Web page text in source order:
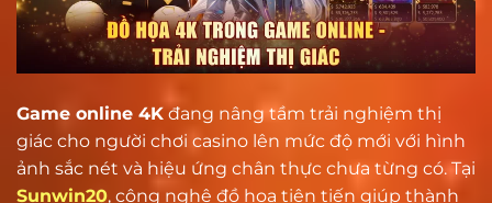
Game online 4K đang nâng tầm trải nghiệm thị
giác cho người chơi casino lên mức độ mới với hình
ảnh sắc nét và hiệu ứng chân thực chưa từng có. Tại
Sunwin20, công nghệ đồ họa tiên tiến giúp thành